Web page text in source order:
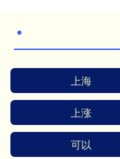
上海
上涨
可以